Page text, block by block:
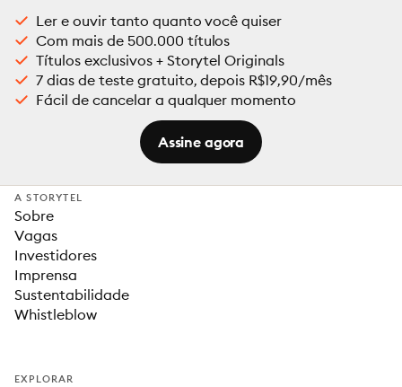
Ler e ouvir tanto quanto você quiser
Com mais de 500.000 títulos
Títulos exclusivos + Storytel Originals
7 dias de teste gratuito, depois R$19,90/mês
Fácil de cancelar a qualquer momento
Assine agora
A STORYTEL
Sobre
Vagas
Investidores
Imprensa
Sustentabilidade
Whistleblow
EXPLORAR